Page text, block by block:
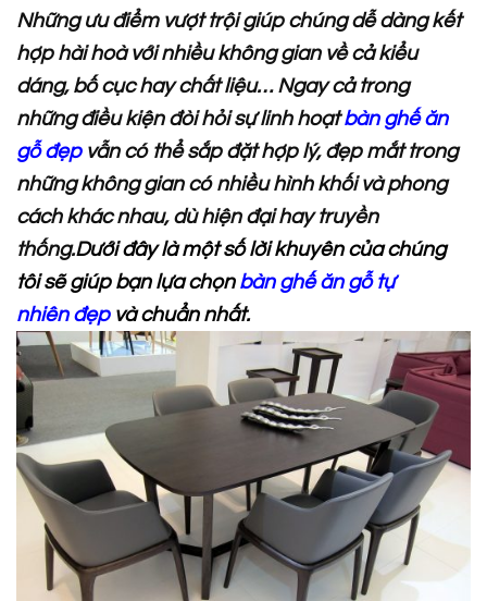
Những ưu điểm vượt trội giúp chúng dễ dàng kết
hợp hài hoà với nhiều không gian về cả kiểu
dáng, bố cục hay chất liệu… Ngay cả trong
những điều kiện đòi hỏi sự linh hoạtbàn ghế ăn
gỗ đẹpvẫn có thể sắp đặt hợp lý, đẹp mắt trong
những không gian có nhiều hình khối và phong
cách khác nhau, dù hiện đại hay truyền
thống.Dưới đây là một số lời khuyên của chúng
tôi sẽ giúp bạn lựa chọn bàn ghế ăn gỗ tự
nhiên đẹpvà chuẩn nhất.